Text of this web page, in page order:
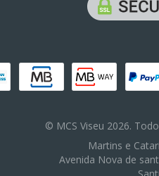
© MCS Viseu 2026.
Martins e
Avenida Nova de